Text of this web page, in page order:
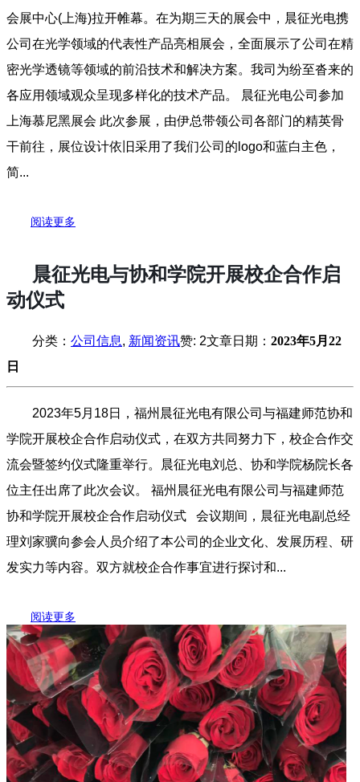
会展中心(上海)拉开帷幕。在为期三天的展会中，晨征光电携
公司在光学领域的代表性产品亮相展会，全面展示了公司在精
密光学透镜等领域的前沿技术和解决方案。我司为纷至沓来的
各应用领域观众呈现多样化的技术产品。 晨征光电公司参加
上海慕尼黑展会 此次参展，由伊总带领公司各部门的精英骨
干前往，展位设计依旧采用了我们公司的logo和蓝白主色，
简...
阅读更多
晨征光电与协和学院开展校企合作启
动仪式
分类： 公司信息, 新闻资讯赞: 2文章日期： 2023年5月22
日
2023年5月18日，福州晨征光电有限公司与福建师范协和
学院开展校企合作启动仪式，在双方共同努力下，校企合作交
流会暨签约仪式隆重举行。晨征光电刘总、协和学院杨院长各
位主任出席了此次会议。 福州晨征光电有限公司与福建师范
协和学院开展校企合作启动仪式 会议期间，晨征光电副总经
理刘家骥向参会人员介绍了本公司的企业文化、发展历程、研
发实力等内容。双方就校企合作事宜进行探讨和...
阅读更多